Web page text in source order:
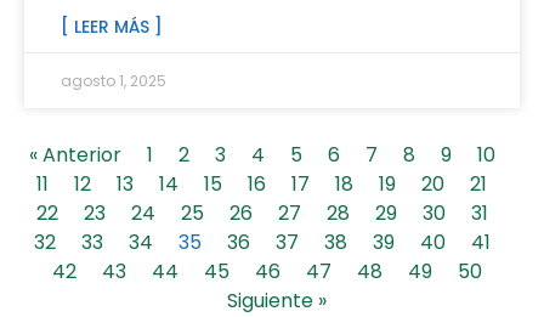
[ LEER MÁS ]
agosto 1, 2025
« Anterior 1 2 3 4 5 6 7 8 9
10
11
12 13 14 15 16 17 18 19 20
21
22
23 24 25 26 27 28 29 30
31
32
33 34 35 36 37 38 39 40
41
42
43 44 45 46 47 48 49
50
Siguiente »